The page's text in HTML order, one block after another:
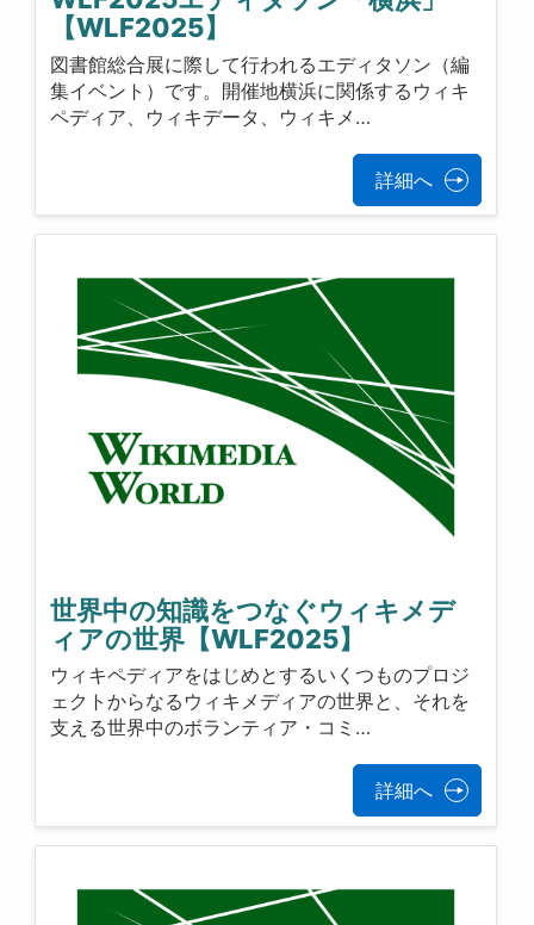
【WLF2025】
図書館総合展に際して行われるエディタソン（編
集イベント）です。開催地横浜に関係するウィキ
ペディア、ウィキデータ、ウィキメ…
詳細へ
世界中の知識をつなぐウィキメデ
ィアの世界【WLF2025】
ウィキペディアをはじめとするいくつものプロジ
ェクトからなるウィキメディアの世界と、それを
支える世界中のボランティア・コミ…
詳細へ